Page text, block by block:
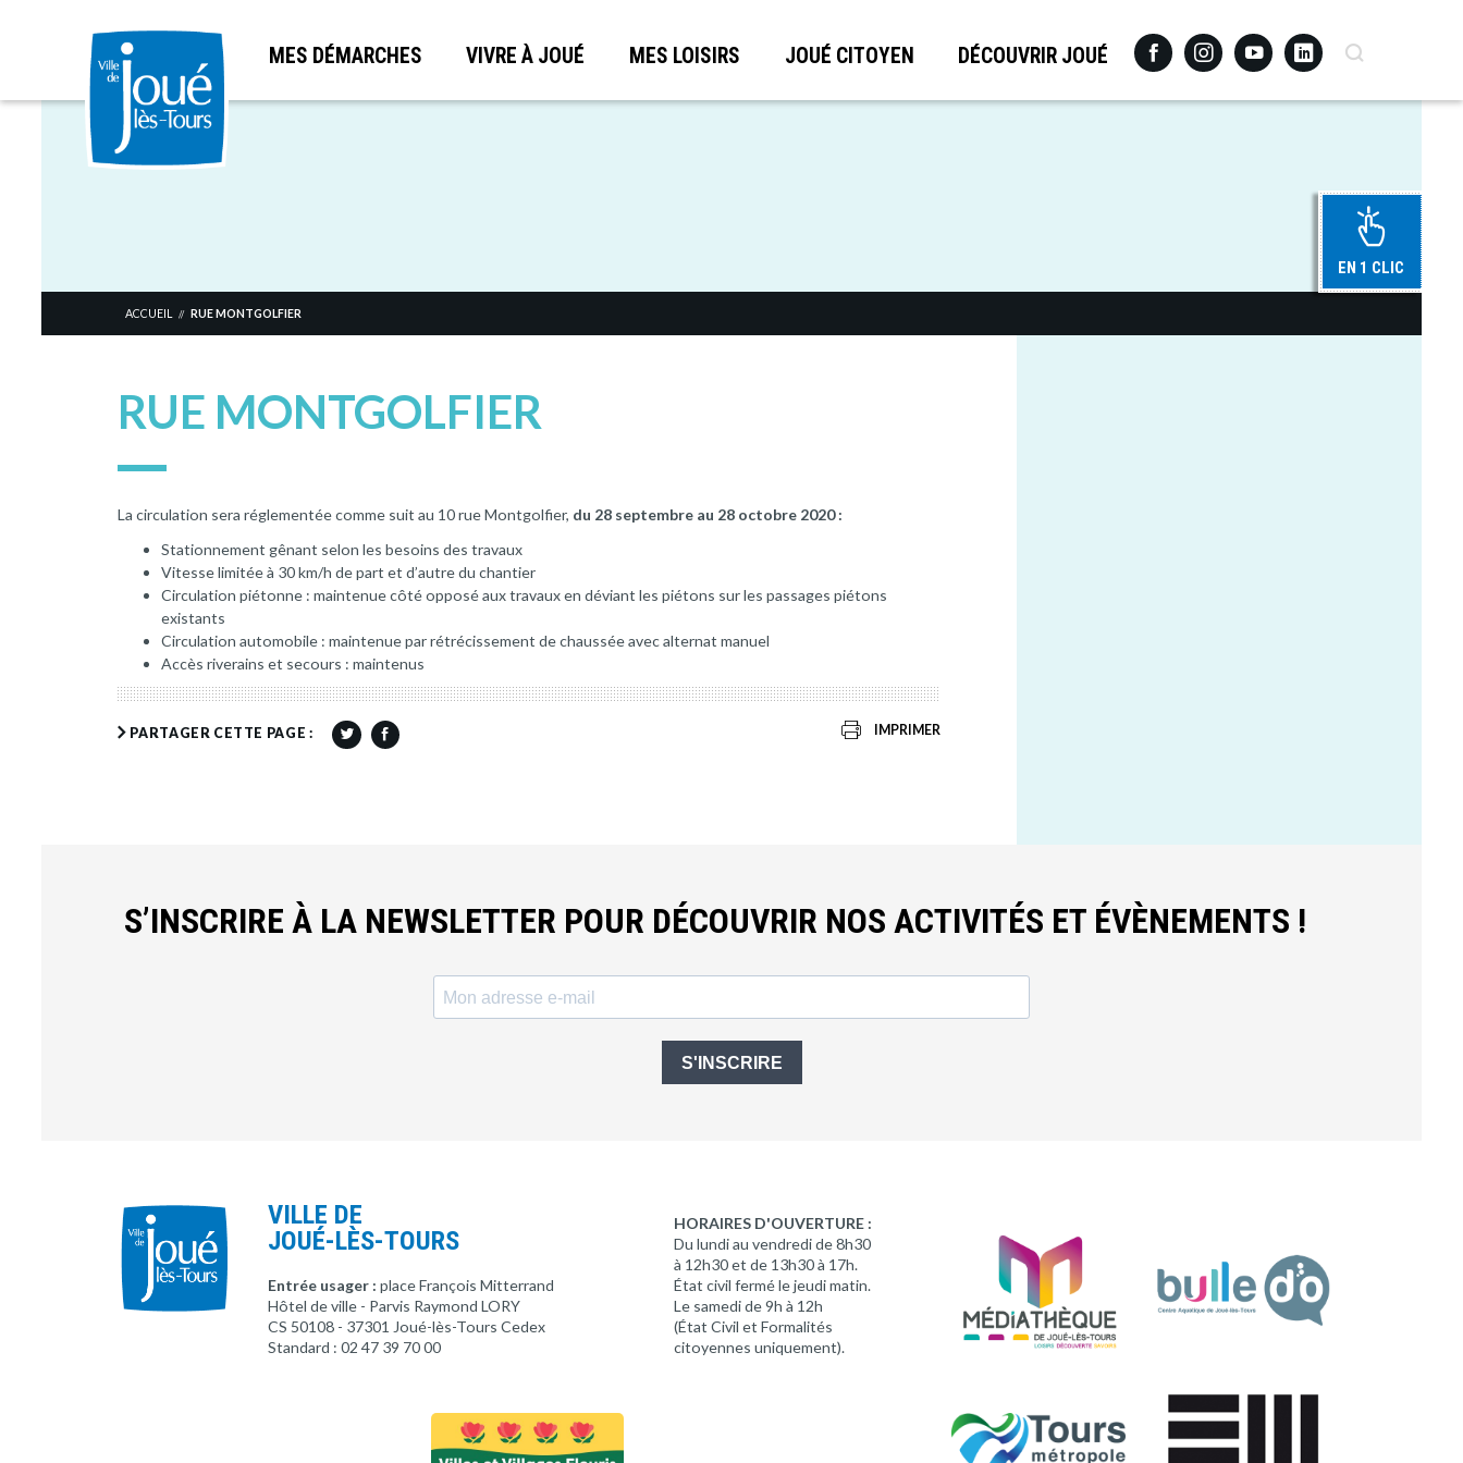
Aller
MES DÉMARCHES VIVRE À JOUÉ MES LOISIRS JOUÉ CITOYEN DÉCOUVRIR JOUÉ FacebookInstagramYoutubeLinkedinRecherche
EN 1 CLIC
ACCUEIL // RUE MONTGOLFIER
RUE MONTGOLFIER
La circulation sera réglementée comme suit au 10 rue Montgolfier, du 28 septembre au 28 octobre 2020 :
Stationnement gênant selon les besoins des travaux
Vitesse limitée à 30 km/h de part et d’autre du chantier
Circulation piétonne : maintenue côté opposé aux travaux en déviant les piétons sur les passages piétons
existants
Circulation automobile : maintenue par rétrécissement de chaussée avec alternat manuel
Accès riverains et secours : maintenus
PARTAGER CETTE PAGE : IMPRIMER
S’INSCRIRE À LA NEWSLETTER POUR DÉCOUVRIR NOS ACTIVITÉS ET ÉVÈNEMENTS !
S'INSCRIRE
VILLE DE
JOUÉ-LÈS-TOURS
Entrée usager : place François Mitterrand
Hôtel de ville - Parvis Raymond LORY
CS 50108 - 37301 Joué-lès-Tours Cedex
Standard : 02 47 39 70 00
HORAIRES D'OUVERTURE :
Du lundi au vendredi de 8h30
à 12h30 et de 13h30 à 17h.
État civil fermé le jeudi matin.
Le samedi de 9h à 12h
(État Civil et Formalités
citoyennes uniquement).